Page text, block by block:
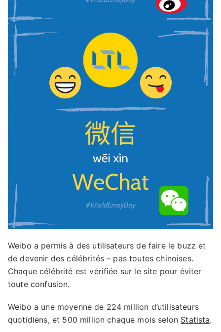
Weibo a permis à des utilisateurs de faire le buzz et
de devenir des célébrités – pas toutes chinoises.
Chaque célébrité est vérifiée sur le site pour éviter
toute confusion.
Weibo a une moyenne de 224 million d’utilisateurs
quotidiens, et 500 million chaque mois selon Statista.